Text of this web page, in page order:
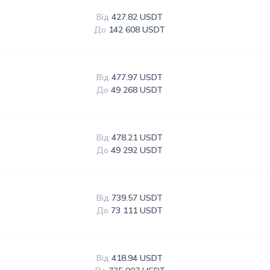
Від 427.82 USDT
До 142 608 USDT
Від 477.97 USDT
До 49 268 USDT
Від 478.21 USDT
До 49 292 USDT
Від 739.57 USDT
До 73 111 USDT
Від 418.94 USDT